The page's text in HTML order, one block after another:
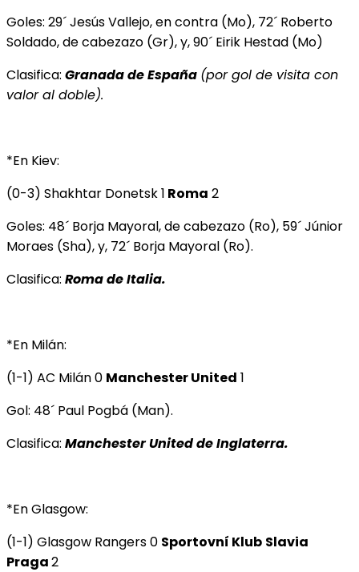
Goles: 29´ Jesús Vallejo, en contra (Mo), 72´ Roberto
Soldado, de cabezazo (Gr), y, 90´ Eirik Hestad (Mo)
Clasifica: Granada deEspaña (por gol de visita con
valor al doble).
*En Kiev:
(0-3) Shakhtar Donetsk 1 Roma 2
Goles: 48´ Borja Mayoral, de cabezazo (Ro), 59´ Júnior
Moraes (Sha), y, 72´ Borja Mayoral (Ro).
Clasifica: Roma de Italia.
*En Milán:
(1-1) AC Milán 0 Manchester United 1
Gol: 48´ Paul Pogbá (Man).
Clasifica: Manchester United de Inglaterra.
*En Glasgow:
(1-1) Glasgow Rangers 0 Sportovní Klub Slavia
Praga2